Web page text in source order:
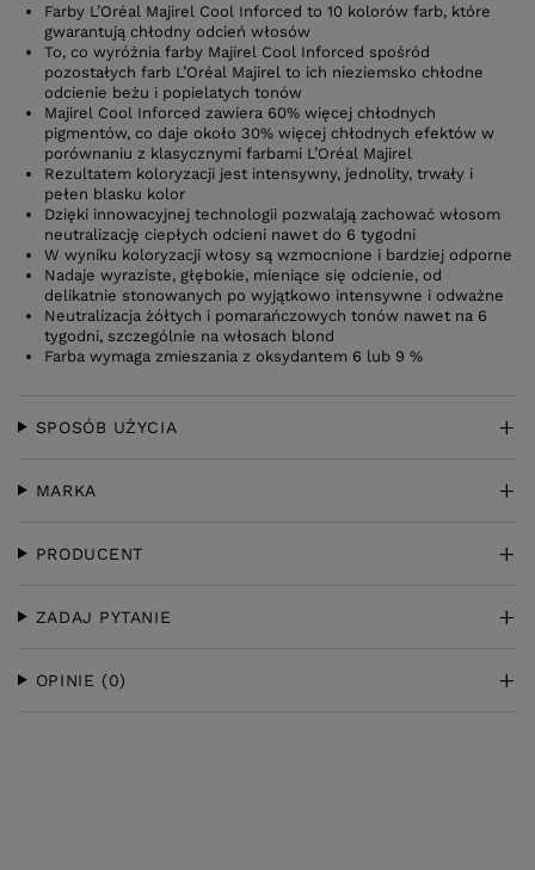
Farby L’Oréal Majirel Cool Inforced to 10 kolorów farb, które
gwarantują chłodny odcień włosów
To, co wyróżnia farby Majirel Cool Inforced spośród
pozostałych farb L’Oréal Majirel to ich nieziemsko chłodne
odcienie beżu i popielatych tonów
Majirel Cool Inforced zawiera 60% więcej chłodnych
pigmentów, co daje około 30% więcej chłodnych efektów w
porównaniu z klasycznymi farbami L’Oréal Majirel
Rezultatem koloryzacji jest intensywny, jednolity, trwały i
pełen blasku kolor
Dzięki innowacyjnej technologii pozwalają zachować włosom
neutralizację ciepłych odcieni nawet do 6 tygodni
W wyniku koloryzacji włosy są wzmocnione i bardziej odporne
Nadaje wyraziste, głębokie, mieniące się odcienie, od
delikatnie stonowanych po wyjątkowo intensywne i odważne
Neutralizacja żółtych i pomarańczowych tonów nawet na 6
tygodni, szczególnie na włosach blond
Farba wymaga zmieszania z oksydantem 6 lub 9 %
SPOSÓB UŻYCIA
MARKA
PRODUCENT
ZADAJ PYTANIE
OPINIE (0)